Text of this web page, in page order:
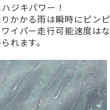
ジキパワー！
かかる雨は瞬時にピン
イパー走行可能速度
れます。